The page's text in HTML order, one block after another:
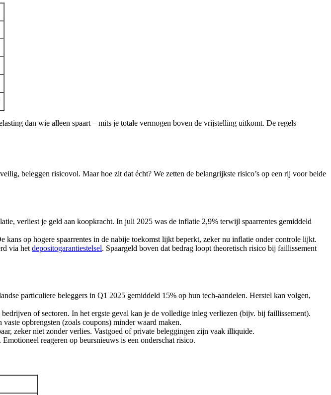
dan wie alleen spaart – mits je totale vermogen boven de vrijstelling uitkomt. De regels
beleggen risicovol. Maar hoe zit dat écht? We zetten de belangrijkste risico’s op een rij voor beide
verliest je geld aan koopkracht. In juli 2025 was de inflatie 2,9% terwijl spaarrentes gemiddeld
op hogere spaarrentes in de nabije toekomst lijkt beperkt, zeker nu inflatie onder controle lijkt.
via het depositogarantiestelsel. Spaargeld boven dat bedrag loopt theoretisch risico bij faillissement
particuliere beleggers in Q1 2025 gemiddeld 15% op hun tech-aandelen. Herstel kan volgen,
of sectoren. In het ergste geval kan je de volledige inleg verliezen (bijv. bij faillissement).
opbrengsten (zoals coupons) minder waard maken.
zeker niet zonder verlies. Vastgoed of private beleggingen zijn vaak illiquide.
reageren op beursnieuws is een onderschat risico.